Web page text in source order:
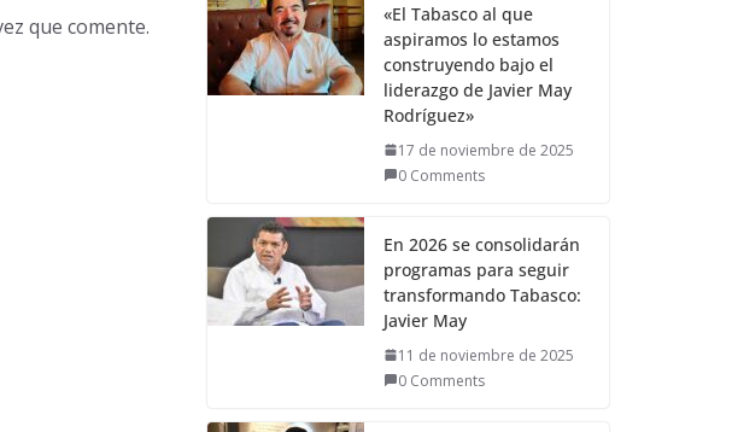
que comente.
«El Tabasco al que
aspiramos lo estamos
construyendo bajo el
liderazgo de Javier May
Rodríguez»
17 de noviembre de 2025
0 Comments
En 2026 se consolidarán
programas para seguir
transformando Tabasco:
Javier May
11 de noviembre de 2025
0 Comments